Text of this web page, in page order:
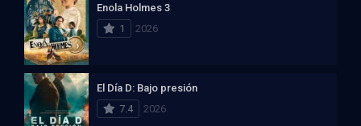
Enola Holmes 3
1
2026
El Día D: Bajo presión
7.4
2026